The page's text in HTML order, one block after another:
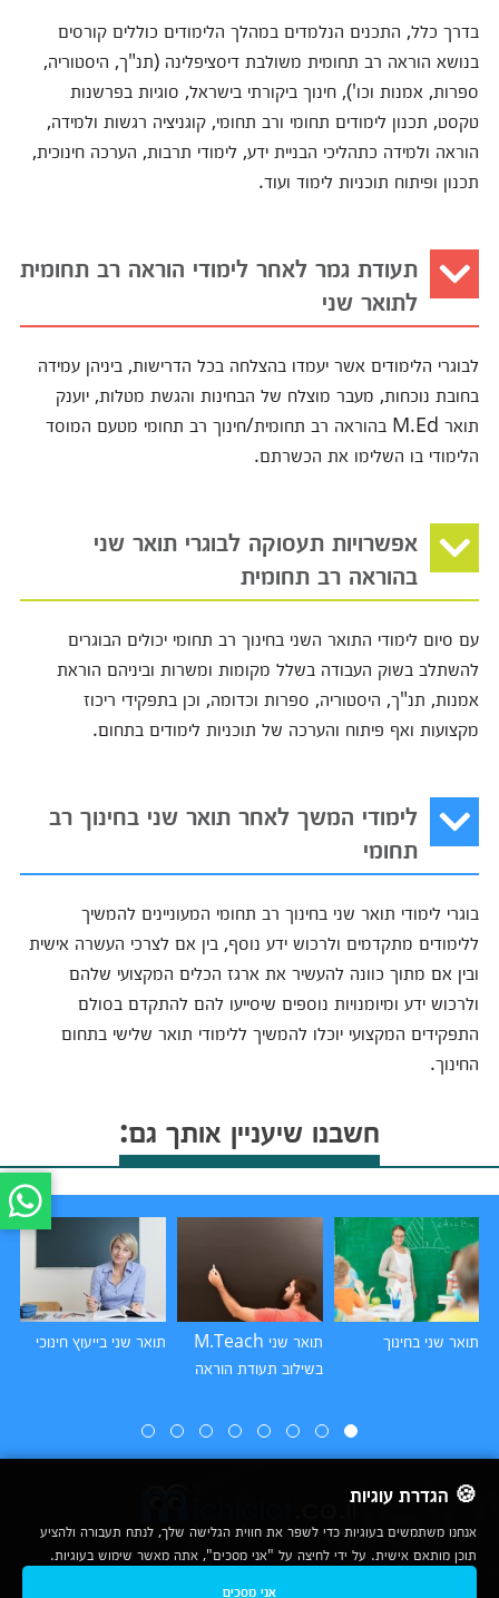
בדרך כלל, התכנים הנלמדים במהלך הלימודים כוללים קורסים
בנושא הוראה רב תחומית משולבת דיסציפלינה (תנ"ך, היסטוריה,
ספרות, אמנות וכו'), חינוך ביקורתי בישראל, סוגיות בפרשנות
טקסט, תכנון לימודים תחומי ורב תחומי, קוגניציה רגשות ולמידה,
הוראה ולמידה כתהליכי הבניית ידע, לימודי תרבות, הערכה חינוכית,
תכנון ופיתוח תוכניות לימוד ועוד.
תעודת גמר לאחר לימודי הוראה רב תחומית
לתואר שני
לבוגרי הלימודים אשר יעמדו בהצלחה בכל הדרישות, ביניהן עמידה
בחובת נוכחות, מעבר מוצלח של הבחינות והגשת מטלות, יוענק
תואר M.Ed בהוראה רב תחומית/חינוך רב תחומי מטעם המוסד
הלימודי בו השלימו את הכשרתם.
אפשרויות תעסוקה לבוגרי תואר שני
בהוראה רב תחומית
עם סיום לימודי התואר השני בחינוך רב תחומי יכולים הבוגרים
להשתלב בשוק העבודה בשלל מקומות ומשרות וביניהם הוראת
אמנות, תנ"ך, היסטוריה, ספרות וכדומה, וכן בתפקידי ריכוז
מקצועות ואף פיתוח והערכה של תוכניות לימודים בתחום.
לימודי המשך לאחר תואר שני בחינוך רב
תחומי
בוגרי לימודי תואר שני בחינוך רב תחומי המעוניינים להמשיך
ללימודים מתקדמים ולרכוש ידע נוסף, בין אם לצרכי העשרה אישית
ובין אם מתוך כוונה להעשיר את ארגז הכלים המקצועי שלהם
ולרכוש ידע ומיומנויות נוספים שיסייעו להם להתקדם בסולם
התפקידים המקצועי יוכלו להמשיך ללימודי תואר שלישי בתחום
החינוך.
חשבנו שיעניין אותך גם:
תואר שני בחינוך
תואר שני M.Teach
בשילוב תעודת הוראה
תואר שני בייעוץ חינוכי
🍪 הגדרת עוגיות
אנחנו משתמשים בעוגיות כדי לשפר את חווית הגלישה שלך, לנתח תעבורה ולהציע
תוכן מותאם אישית. על ידי לחיצה על "אני מסכים", אתה מאשר שימוש בעוגיות.
אני מסכים